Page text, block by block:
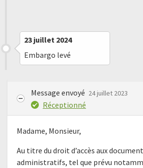
23 juillet 2024
Embargo levé
Message envoyé 24 juillet 2023
Réceptionné
Madame, Monsieur,
Au titre du droit d’accès aux
administratifs, tel que prévu